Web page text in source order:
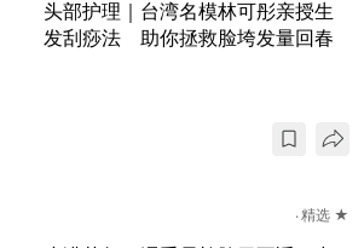
头部护理｜台湾名模林可彤亲授生
发刮痧法 助你拯救脸垮发量回春
精选 ★